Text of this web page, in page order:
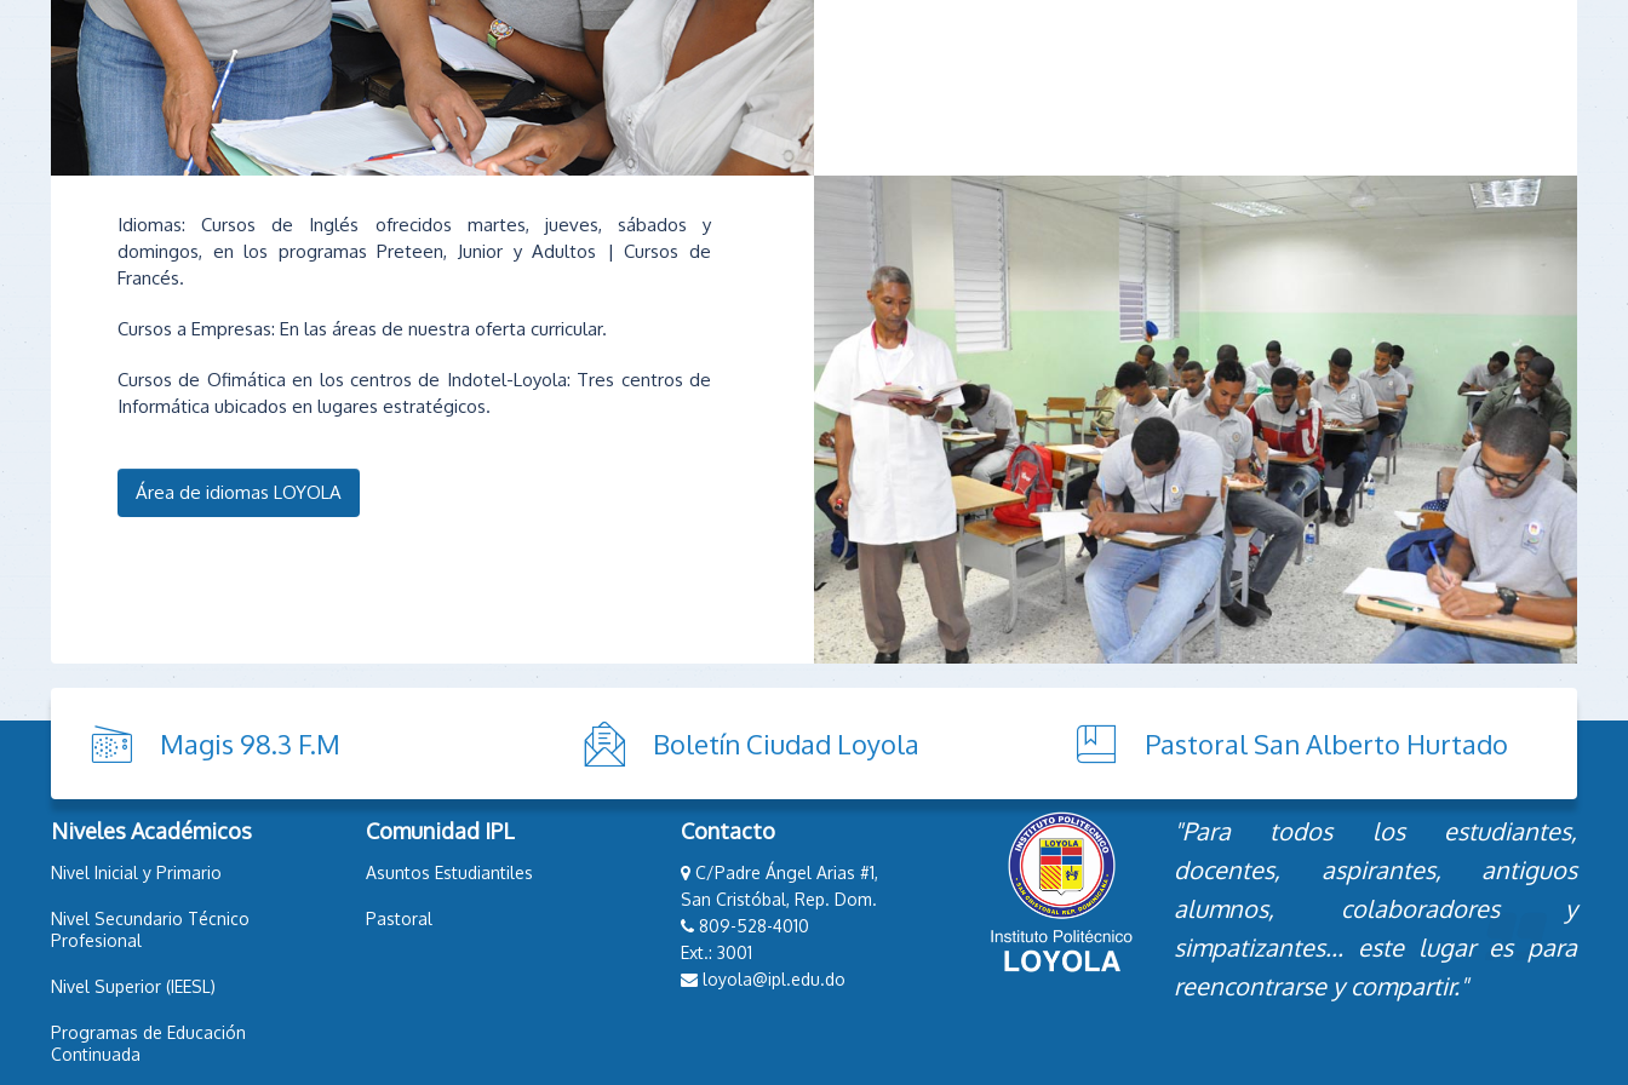
Idiomas: Cursos de Inglés ofrecidos martes, jueves, sábados y
domingos, en los programas Preteen, Junior y Adultos | Cursos de
Francés.
Cursos a Empresas: En las áreas de nuestra oferta curricular.
Cursos de Ofimática en los centros de Indotel-Loyola: Tres centros de
Informática ubicados en lugares estratégicos.
Área de idiomas LOYOLA
Magis 98.3 F.M Boletín Ciudad Loyola Pastoral San Alberto Hurtado
Niveles Académicos
Nivel Inicial y Primario
Nivel Secundario Técnico
Profesional
Nivel Superior (IEESL)
Programas de Educación
Continuada
Comunidad IPL
Asuntos Estudiantiles
Pastoral
Contacto
C/Padre Ángel Arias #1,
San Cristóbal, Rep. Dom.
809-528-4010
Ext.: 3001
loyola@ipl.edu.do
"Para todos los estudiantes,
docentes, aspirantes, antiguos
alumnos, colaboradores y
simpatizantes... este lugar es para
reencontrarse y compartir."